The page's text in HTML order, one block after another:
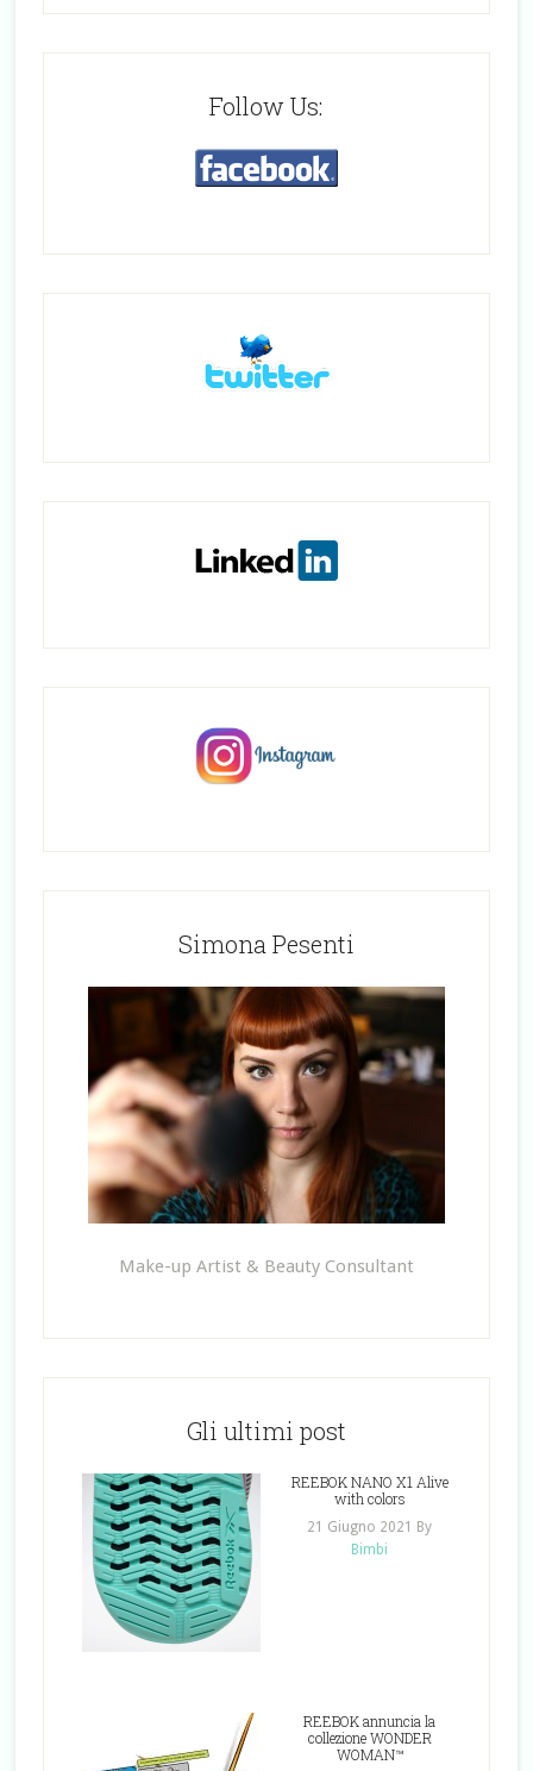
Follow Us:
Simona Pesenti
Make-up Artist & Beauty Consultant
Gli ultimi post
REEBOK NANO X1 Alive
with colors
21 Giugno 2021
By
Bimbi
REEBOK annuncia la
collezione WONDER
WOMAN™